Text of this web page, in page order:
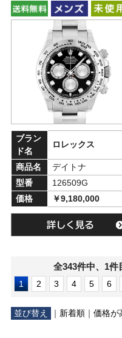
ブラン
ド名
ロレックス
商品名
デイトナ
型番
126509G
価格
￥9,180,000
全343件中、1件
1 2 3 4 5 6
並び替え ｜ 新着順｜ 価格が